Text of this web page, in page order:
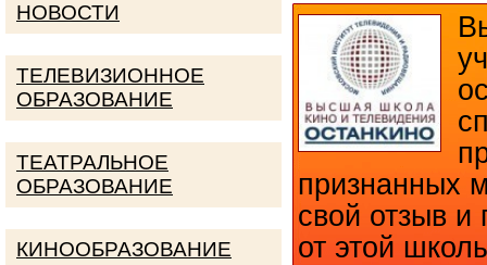
признанных
свой отзыв и
от этой
НОВОСТИ
ТЕЛЕВИЗИОННОЕ
ОБРАЗОВАНИЕ
ТЕАТРАЛЬНОЕ
ОБРАЗОВАНИЕ
КИНООБРАЗОВАНИЕ